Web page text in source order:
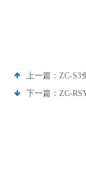
上一篇： ZC-S3
下一篇： ZC-